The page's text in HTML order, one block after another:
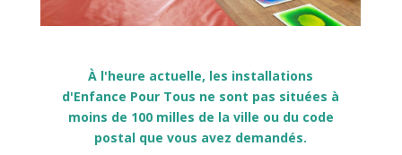
À l'heure actuelle, les installations
d'Enfance Pour Tous ne sont pas situées à
moins de 100 milles de la ville ou du code
postal que vous avez demandés.